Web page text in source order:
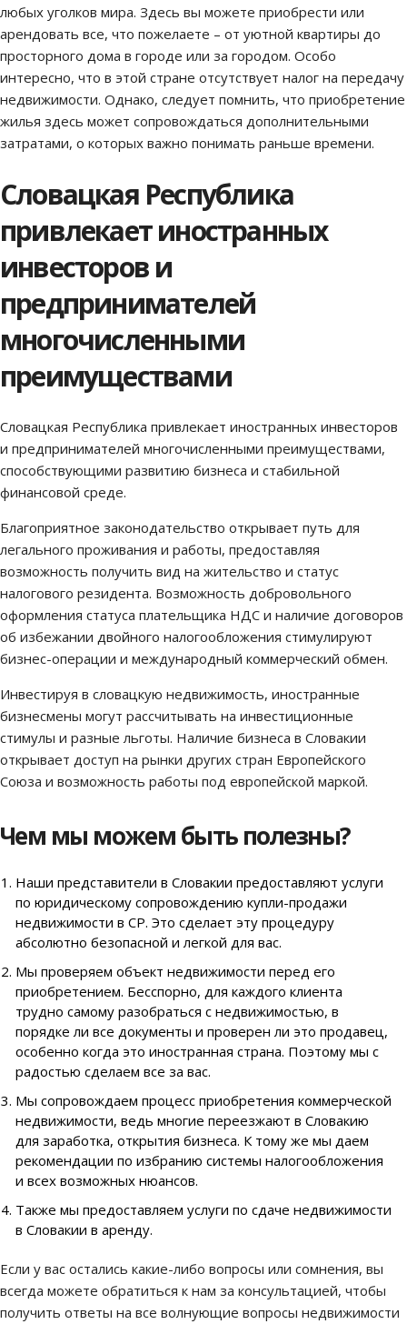
любых уголков мира. Здесь вы можете приобрести или
арендовать все, что пожелаете – от уютной квартиры до
просторного дома в городе или за городом. Особо
интересно, что в этой стране отсутствует налог на передачу
недвижимости. Однако, следует помнить, что приобретение
жилья здесь может сопровождаться дополнительными
затратами, о которых важно понимать раньше времени.
Словацкая Республика
привлекает иностранных
инвесторов и
предпринимателей
многочисленными
преимуществами
Словацкая Республика привлекает иностранных инвесторов
и предпринимателей многочисленными преимуществами,
способствующими развитию бизнеса и стабильной
финансовой среде.
Благоприятное законодательство открывает путь для
легального проживания и работы, предоставляя
возможность получить вид на жительство и статус
налогового резидента. Возможность добровольного
оформления статуса плательщика НДС и наличие договоров
об избежании двойного налогообложения стимулируют
бизнес-операции и международный коммерческий обмен.
Инвестируя в словацкую недвижимость, иностранные
бизнесмены могут рассчитывать на инвестиционные
стимулы и разные льготы. Наличие бизнеса в Словакии
открывает доступ на рынки других стран Европейского
Союза и возможность работы под европейской маркой.
Чем мы можем быть полезны?
Наши представители в Словакии предоставляют услуги
по юридическому сопровождению купли-продажи
недвижимости в СР. Это сделает эту процедуру
абсолютно безопасной и легкой для вас.
Мы проверяем объект недвижимости перед его
приобретением. Бесспорно, для каждого клиента
трудно самому разобраться с недвижимостью, в
порядке ли все документы и проверен ли это продавец,
особенно когда это иностранная страна. Поэтому мы с
радостью сделаем все за вас.
Мы сопровождаем процесс приобретения коммерческой
недвижимости, ведь многие переезжают в Словакию
для заработка, открытия бизнеса. К тому же мы даем
рекомендации по избранию системы налогообложения
и всех возможных нюансов.
Также мы предоставляем услуги по сдаче недвижимости
в Словакии в аренду.
Если у вас остались какие-либо вопросы или сомнения, вы
всегда можете обратиться к нам за консультацией, чтобы
получить ответы на все волнующие вопросы недвижимости